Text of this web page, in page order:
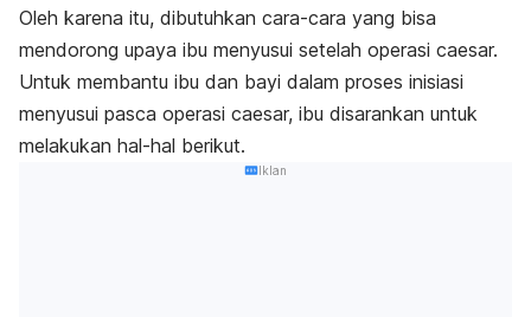
Oleh karena itu, dibutuhkan cara-cara yang bisa
mendorong upaya ibu menyusui setelah operasi caesar.
Untuk membantu ibu dan bayi dalam proses inisiasi
menyusui pasca operasi caesar, ibu disarankan untuk
melakukan hal-hal berikut.
Iklan